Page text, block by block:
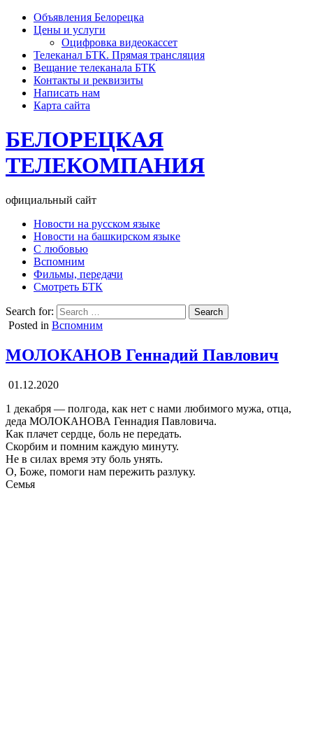
Объявления Белорецка
Цены и услуги
Оцифровка видеокассет
Телеканал БТК. Прямая трансляция
Вещание телеканала БТК
Контакты и реквизиты
Написать нам
Карта сайта
БЕЛОРЕЦКАЯ
ТЕЛЕКОМПАНИЯ
официальный сайт
Новости на русском языке
Новости на башкирском языке
С любовью
Вспомним
Фильмы, передачи
Смотреть БТК
Search for:
Posted in Вспомним
МОЛОКАНОВ Геннадий Павлович
01.12.2020
1 декабря — полгода, как нет с нами любимого мужа, отца,
деда МОЛОКАНОВА Геннадия Павловича.
Как плачет сердце, боль не передать.
Скорбим и помним каждую минуту.
Не в силах время эту боль унять.
О, Боже, помоги нам пережить разлуку.
Семья